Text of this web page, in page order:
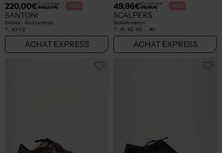
220,00€Prix boutique :
440,00€ -50%
SANTONI
Derbies - Bout carré gris
T : 43 1/2
ACHAT EXPRESS
49,96€Prix boutique :
99,90€ -50%
SCALPERS
Baskets marron
T : 41, 42, 43, ... 45
ACHAT EXPRESS